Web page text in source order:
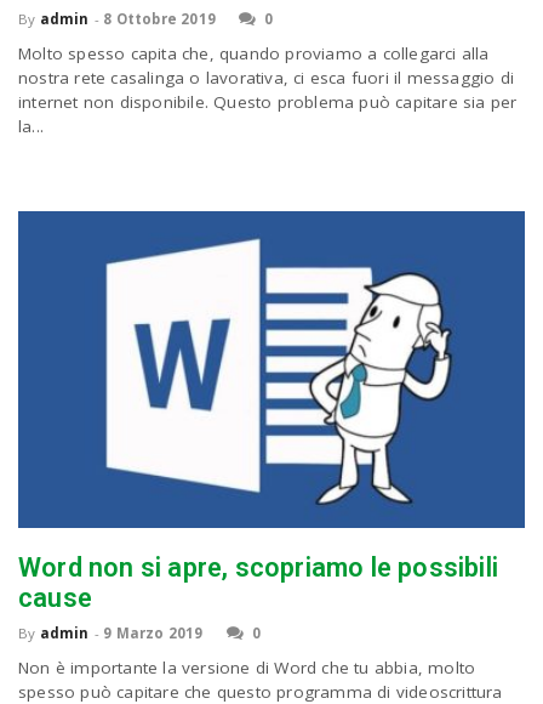
By admin - 8 Ottobre 2019 0
Molto spesso capita che, quando proviamo a collegarci alla
nostra rete casalinga o lavorativa, ci esca fuori il messaggio di
internet non disponibile. Questo problema può capitare sia per
la...
Word non si apre, scopriamo le possibili
cause
By admin - 9 Marzo 2019 0
Non è importante la versione di Word che tu abbia, molto
spesso può capitare che questo programma di videoscrittura